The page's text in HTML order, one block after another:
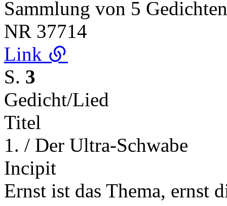
Sammlung von 5
NR 37714
Link
S. 3
Gedicht/Lied
Titel
1. / Der Ultra-Schwabe
Incipit
Ernst ist das Thema, ernst